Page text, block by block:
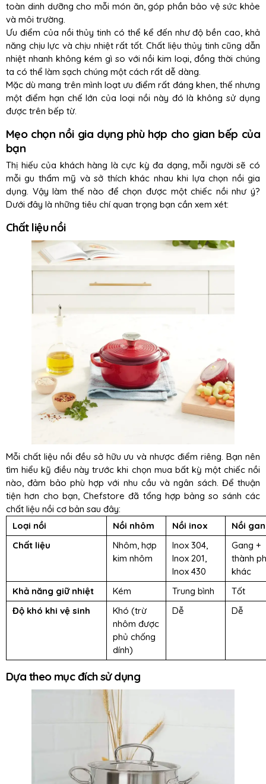
toàn dinh dưỡng cho mỗi món ăn, góp phần bảo vệ sức khỏe
và môi trường.
Ưu điểm của nồi thủy tinh có thể kể đến như độ bền cao, khả
năng chịu lực và chịu nhiệt rất tốt. Chất liệu thủy tinh cũng dẫn
nhiệt nhanh không kém gì so với nồi kim loại, đồng thời chúng
ta có thể làm sạch chúng một cách rất dễ dàng.
Mặc dù mang trên mình loạt ưu điểm rất đáng khen, thế nhưng
một điểm hạn chế lớn của loại nồi này đó là không sử dụng
được trên bếp từ.
Mẹo chọn nồi gia dụng phù hợp cho gian bếp của
bạn
Thị hiếu của khách hàng là cực kỳ đa dạng, mỗi người sẽ có
mỗi gu thẩm mỹ và sở thích khác nhau khi lựa chọn nồi gia
dụng. Vậy làm thế nào để chọn được một chiếc nồi như ý?
Dưới đây là những tiêu chí quan trọng bạn cần xem xét:
Chất liệu nồi
Mỗi chất liệu nồi đều sở hữu ưu và nhược điểm riêng. Bạn nên
tìm hiểu kỹ điều này trước khi chọn mua bất kỳ một chiếc nồi
nào, đảm bảo phù hợp với nhu cầu và ngân sách. Để thuận
tiện hơn cho bạn, Chefstore đã tổng hợp bảng so sánh các
chất liệu nồi cơ bản sau đây:
Loại nồi
Nồi nhôm Nồi inox
Nồi
Chất liệu
Nhôm, hợp
kim nhôm
Inox 304,
Inox 201,
Inox 430
Gang +
thành
khác
Khả năng giữ nhiệt
Kém Trung bình
Tốt
Độ khó khi vệ sinh
Khó (trừ
nhôm được
phủ chống
dính)
Dễ Dễ
Dựa theo mục đích sử dụng